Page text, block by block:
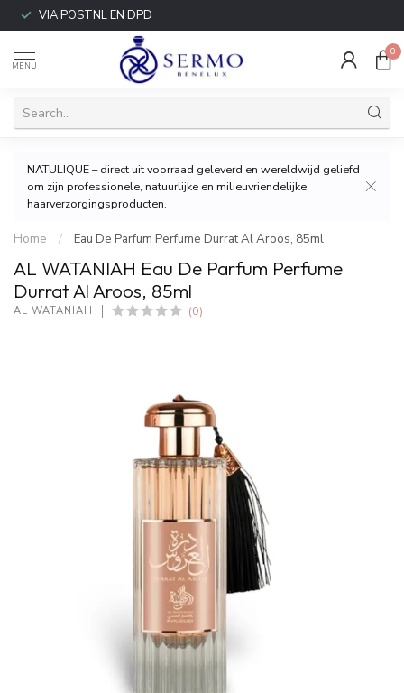
VIA POSTNL EN DPD
MENU
0
NATULIQUE – direct uit voorraad geleverd en wereldwijd geliefd
om zijn professionele, natuurlijke en milieuvriendelijke
haarverzorgingsproducten.
Home / Eau De Parfum Perfume Durrat Al Aroos, 85ml
AL WATANIAH Eau De Parfum Perfume
Durrat Al Aroos, 85ml
AL WATANIAH (0)